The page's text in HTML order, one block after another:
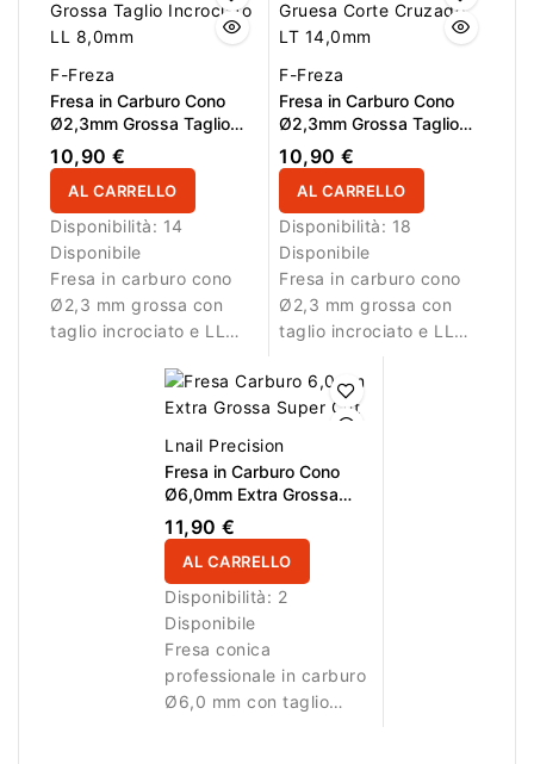
polygel in modo
efficiente.
gel, acrilico e polygel.
F-Freza
Fresa in Carburo Cono
Ø2,3mm Grossa Taglio
Incrociato LL 8,0mm
10,90 €
AL CARRELLO
Disponibilità: 14
Disponibile
Fresa in carburo cono
Ø2,3 mm grossa con
taglio incrociato e LL
rimozione controllata
F-Freza
Fresa in Carburo Cono
Ø2,3mm Grossa Taglio
Incrociato LL 14,0mm
10,90 €
AL CARRELLO
Disponibilità: 18
Disponibile
Fresa in carburo cono
Ø2,3 mm grossa con
taglio incrociato e LL
14,0 mm. Ideale per
rimozione controllata
del materiale.
Lnail Precision
Fresa in Carburo Cono
Ø6,0mm Extra Grossa
Taglio Incrociato Super
Cut LL 14,6mm
11,90 €
AL CARRELLO
Disponibilità: 2
Disponibile
Fresa conica
professionale in carburo
Ø6,0 mm con taglio